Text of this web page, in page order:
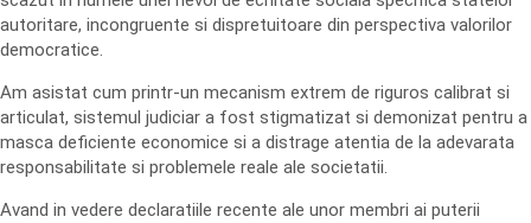
autoritare, incongruente si dispretuitoare din perspectiva valorilor
democratice.
Am asistat cum printr-un mecanism extrem de riguros calibrat si
articulat, sistemul judiciar a fost stigmatizat si demonizat pentru a
masca deficiente economice si a distrage atentia de la adevarata
responsabilitate si problemele reale ale societatii.
Avand in vedere declaratiile recente ale unor membri ai puterii